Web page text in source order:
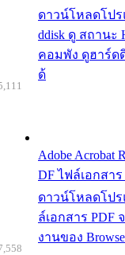
ดาวน์โหลดโปร
ddisk ดู สถานะ
คอมพัง ดูฮาร์ดดิ
ด้
Adobe Acrobat
DF ไฟล์เอกสาร
ดาวน์โหลดโปร
ล์เอกสาร PDF
งานของ